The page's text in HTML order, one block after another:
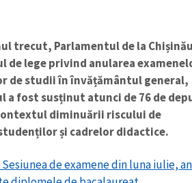
trecut, Parlamentul de la
lege privind anularea
de studii în învățământul general,
a fost susținut atunci de 76 de
diminuării riscului de
și cadrelor didactice.
Sesiunea de examene din luna iulie,